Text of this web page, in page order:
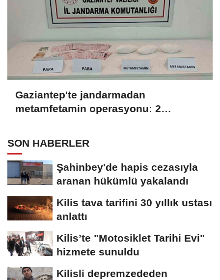
Gaziantep'te jandarmadan
metamfetamin operasyonu: 2
SON HABERLER
Şahinbey'de hapis cezasıyla
aranan hükümlü yakalandı
Kilis tava tarifini 30 yıllık ustası
anlattı
Kilis’te "Motosiklet Tarihi Evi"
hizmete sunuldu
Kilisli depremzededen